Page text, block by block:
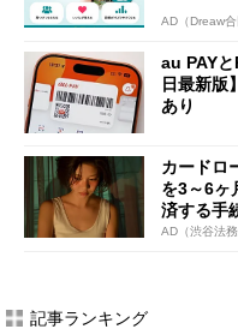
AD（Dreaw合
au PAY
日最新版
あり
カードロ
を3～6ヶ
済する手
AD（渋谷法務
記事ランキング